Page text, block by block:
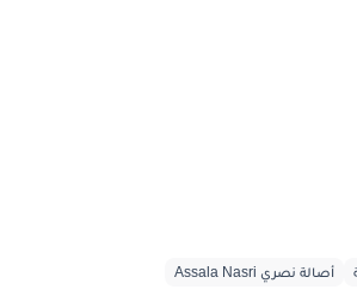
banan
أصالة نصري Assala Nasri